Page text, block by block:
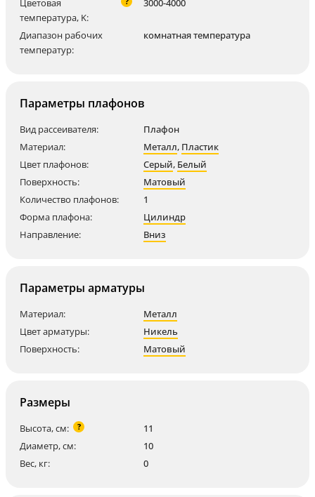
температура, K:
Диапазон рабочих
температур:
комнатная температура
Параметры плафонов
Вид рассеивателя:
Плафон
Материал:
Металл, Пластик
Цвет плафонов:
Серый, Белый
Поверхность:
Матовый
Количество плафонов:
1
Форма плафона:
Цилиндр
Направление:
Вниз
Параметры арматуры
Материал:
Металл
Цвет арматуры:
Никель
Поверхность:
Матовый
Размеры
Высота, см: ?
11
Диаметр, см:
10
Вес, кг:
0